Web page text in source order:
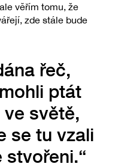
věřím tomu, že
zde stále bude
řeč,
ptát
světě,
se tu vzali
stvořeni.“